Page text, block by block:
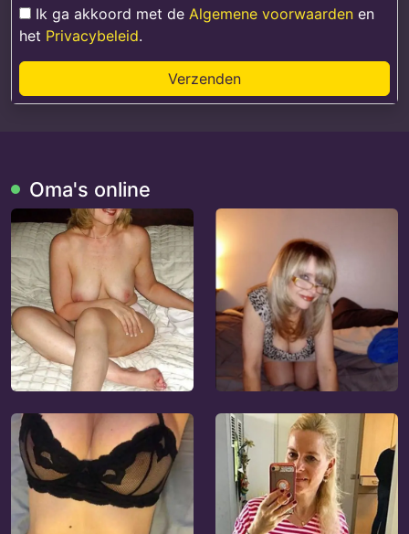
Ik ga akkoord met de Algemene voorwaarden en
het Privacybeleid.
Verzenden
Oma's online